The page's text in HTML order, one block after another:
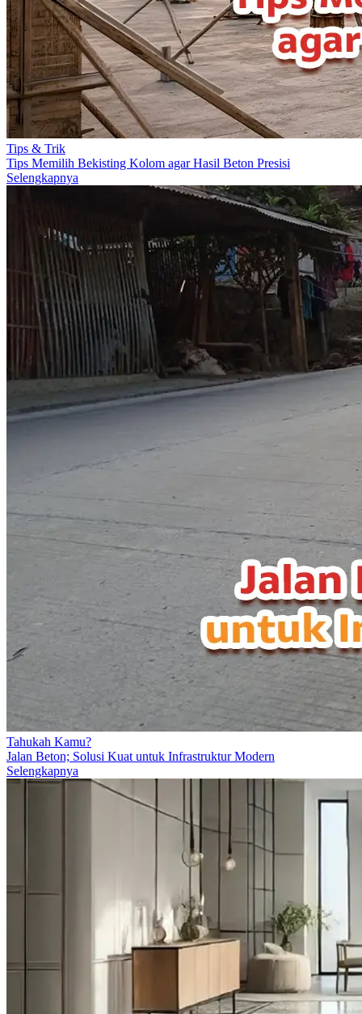
Tips & Trik
Tips Memilih Bekisting Kolom agar Hasil Beton Presisi
Selengkapnya
Tahukah Kamu?
Jalan Beton; Solusi Kuat untuk Infrastruktur Modern
Selengkapnya